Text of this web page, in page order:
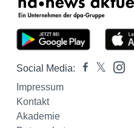
Social Media:
Impressum
Kontakt
Akademie